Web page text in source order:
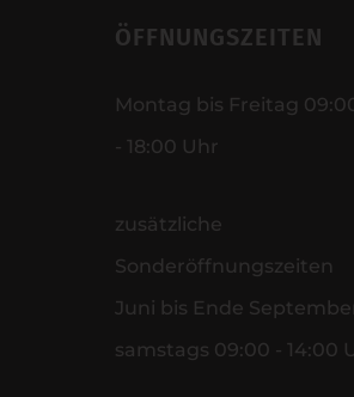
ÖFFNUNGSZEITEN
Montag bis Freitag
- 18:00 Uhr
zusätzliche
Sonderöffnungszeiten
Juni bis Ende
samstags 09:00 - 14:00